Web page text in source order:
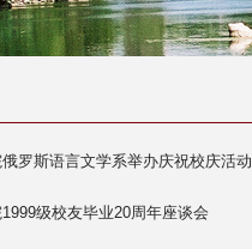
罗斯语言文学系举办庆祝校庆活动
级校友毕业20周年座谈会